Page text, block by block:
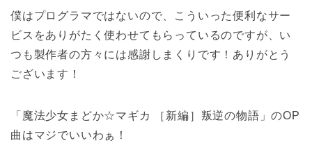
僕はプログラマではないので、こういった便利なサー
ビスをありがたく使わせてもらっているのですが、い
つも製作者の方々には感謝しまくりです！ありがとう
ございます！
「魔法少女まどか☆マギカ ［新編］叛逆の物語」のOP
曲はマジでいいわぁ！